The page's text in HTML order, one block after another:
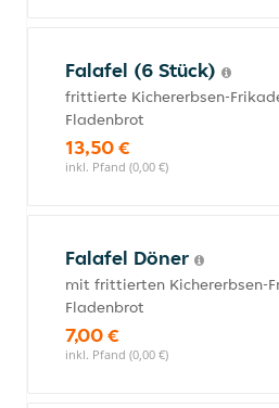
Falafel (6 Stück)
frittierte Kichererbsen-
Fladenbrot
13,50 €
inkl. Pfand (0,00 €)
Falafel Döner
mit frittierten Kichererbsen-
Fladenbrot
7,00 €
inkl. Pfand (0,00 €)